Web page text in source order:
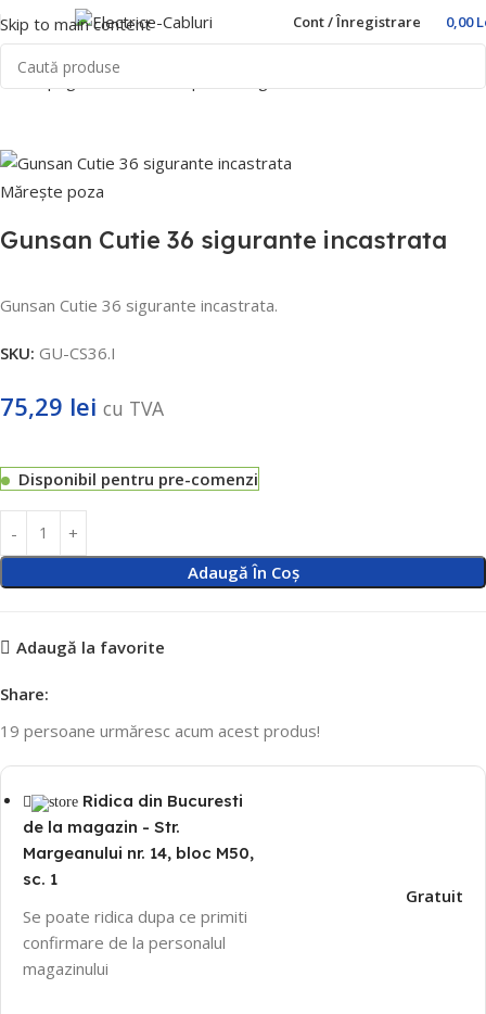
Skip to main content Cont / Înregistrare 0,00
Prima pagină
Mărește poza
Gunsan Cutie 36 sigurante incastrata
Gunsan Cutie 36 sigurante incastrata.
SKU: GU-CS36.I
75,29 lei cu TVA
Disponibil pentru pre-comenzi
Adaugă În Coș
Adaugă la favorite
Share:
19 persoane urmăresc acum acest produs!
Ridica din Bucuresti
de la magazin - Str.
Margeanului nr. 14, bloc M50,
sc. 1
Se poate ridica dupa ce primiti
confirmare de la personalul
magazinului
Gratuit